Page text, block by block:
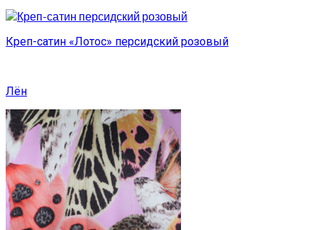
Креп-сатин «Лотос» персидский розовый
Лён